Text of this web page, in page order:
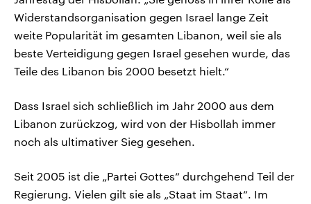
Widerstandsorganisation gegen Israel lange Zeit
weite Popularität im gesamten Libanon, weil sie als
beste Verteidigung gegen Israel gesehen wurde, das
Teile des Libanon bis 2000 besetzt hielt.“
Dass Israel sich schließlich im Jahr 2000 aus dem
Libanon zurückzog, wird von der Hisbollah immer
noch als ultimativer Sieg gesehen.
Seit 2005 ist die „Partei Gottes“ durchgehend Teil der
Regierung. Vielen gilt sie als „Staat im Staat“. Im